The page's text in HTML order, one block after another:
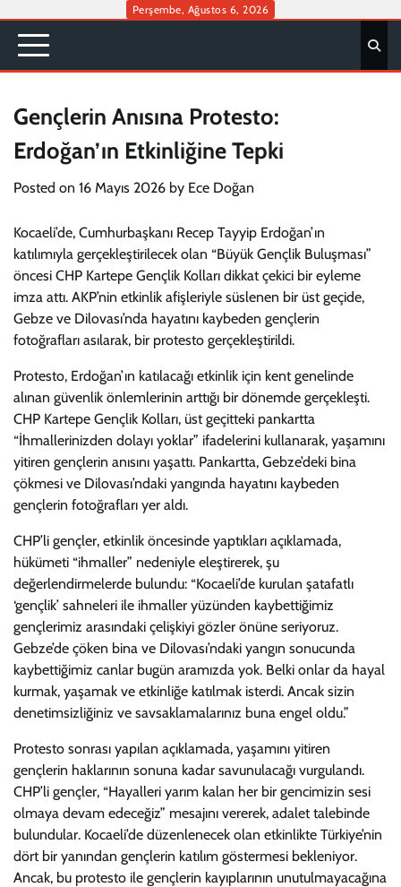
content
Perşembe, Ağustos 6, 2026
Gençlerin Anısına Protesto:
Erdoğan’ın Etkinliğine Tepki
Posted on 16 Mayıs 2026 by Ece Doğan
Kocaeli’de, Cumhurbaşkanı Recep Tayyip Erdoğan’ın
katılımıyla gerçekleştirilecek olan “Büyük Gençlik Buluşması”
öncesi CHP Kartepe Gençlik Kolları dikkat çekici bir eyleme
imza attı. AKP’nin etkinlik afişleriyle süslenen bir üst geçide,
Gebze ve Dilovası’nda hayatını kaybeden gençlerin
fotoğrafları asılarak, bir protesto gerçekleştirildi.
Protesto, Erdoğan’ın katılacağı etkinlik için kent genelinde
alınan güvenlik önlemlerinin arttığı bir dönemde gerçekleşti.
CHP Kartepe Gençlik Kolları, üst geçitteki pankartta
“İhmallerinizden dolayı yoklar” ifadelerini kullanarak, yaşamını
yitiren gençlerin anısını yaşattı. Pankartta, Gebze’deki bina
çökmesi ve Dilovası’ndaki yangında hayatını kaybeden
gençlerin fotoğrafları yer aldı.
CHP’li gençler, etkinlik öncesinde yaptıkları açıklamada,
hükümeti “ihmaller” nedeniyle eleştirerek, şu
değerlendirmelerde bulundu: “Kocaeli’de kurulan şatafatlı
‘gençlik’ sahneleri ile ihmaller yüzünden kaybettiğimiz
gençlerimiz arasındaki çelişkiyi gözler önüne seriyoruz.
Gebze’de çöken bina ve Dilovası’ndaki yangın sonucunda
kaybettiğimiz canlar bugün aramızda yok. Belki onlar da hayal
kurmak, yaşamak ve etkinliğe katılmak isterdi. Ancak sizin
denetimsizliğiniz ve savsaklamalarınız buna engel oldu.”
Protesto sonrası yapılan açıklamada, yaşamını yitiren
gençlerin haklarının sonuna kadar savunulacağı vurgulandı.
CHP’li gençler, “Hayalleri yarım kalan her bir gencimizin sesi
olmaya devam edeceğiz” mesajını vererek, adalet talebinde
bulundular. Kocaeli’de düzenlenecek olan etkinlikte Türkiye’nin
dört bir yanından gençlerin katılım göstermesi bekleniyor.
Ancak, bu protesto ile gençlerin kayıplarının unutulmayacağına